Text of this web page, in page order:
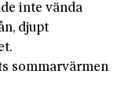
inte vända
djupt
sommarvärmen